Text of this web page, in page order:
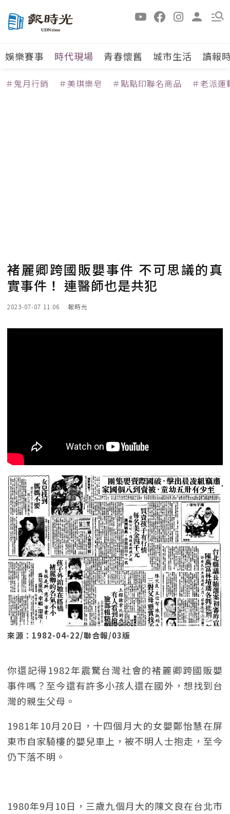
娛樂賽事 時代現場 青春懷舊 城市生活 讀報
＃鬼月行銷 ＃美琪樂皂 ＃點點印聯名商品 ＃老派運
褚麗卿跨國販嬰事件 不可思議的真
實事件！ 連醫師也是共犯
2023-07-07 11:06 報時光
來源：1982-04-22/聯合報/03版
你還記得1982年震驚台灣社會的褚麗卿跨國販嬰
事件嗎？至今還有許多小孩人還在國外，想找到台
灣的親生父母。
1981年10月20日，十四個月大的女嬰鄭怡慧在屏
東市自家騎樓的嬰兒車上，被不明人士抱走，至今
仍下落不明。
1980年9月10日，三歲九個月大的陳文良在台北市